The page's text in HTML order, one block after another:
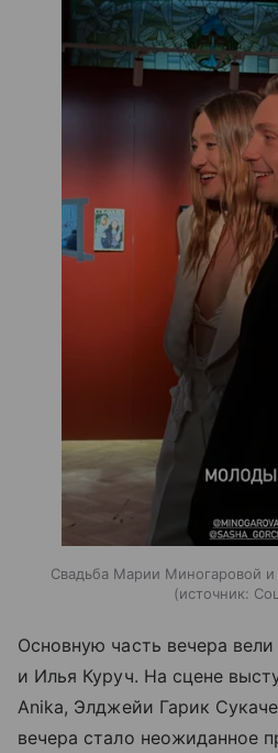
Свадьба Марии Миногаровой и
источник:
Основную часть вечера
и Илья Куруч. На сцене
Anika, Элджейи Гарик
вечера стало неожиданное